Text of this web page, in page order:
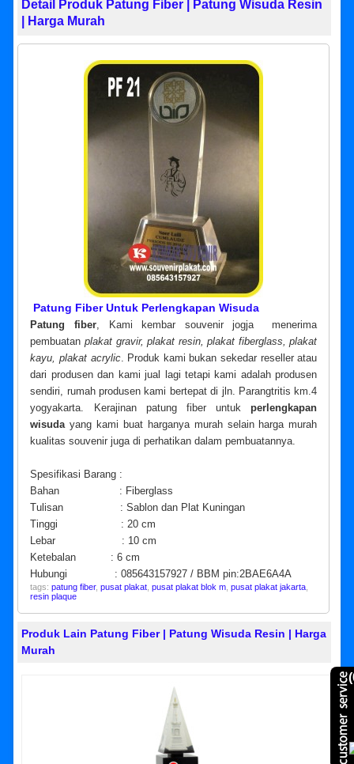
Detail Produk Patung Fiber | Patung Wisuda Resin
| Harga Murah
Patung Fiber Untuk Perlengkapan Wisuda
Patung fiber, Kami kembar souvenir jogja menerima
pembuatan plakat gravir, plakat resin, plakat fiberglass, plakat
kayu, plakat acrylic. Produk kami bukan sekedar reseller atau
dari produsen dan kami jual lagi tetapi kami adalah produsen
sendiri, rumah produsen kami bertepat di jln. Parangtritis km.4
yogyakarta. Kerajinan patung fiber untukperlengkapan
wisudayang kami buat harganya murah selain harga murah
kualitas souvenir juga di perhatikan dalam pembuatannya.
Spesifikasi Barang :
Bahan : Fiberglass
Tulisan : Sablon dan Plat Kuningan
Tinggi : 20 cm
Lebar : 10 cm
Ketebalan : 6 cm
Hubungi : 085643157927 / BBM pin:2BAE6A4A
tags:patung fiber,pusat plakat ,pusat plakat blok m ,pusat plakat jakarta
resin plaque
Produk Lain Patung Fiber | Patung Wisuda Resin | Harga
Murah